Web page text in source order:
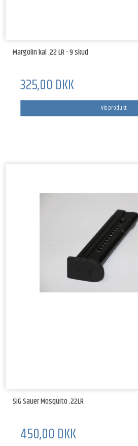
Margolin kal .22 LR - 9 skud
325,00 DKK
Vis produkt
SIG Sauer Mosquito .22LR
450,00 DKK